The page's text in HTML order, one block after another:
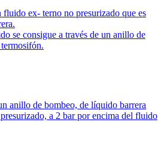
ex- terno no presurizado que es
se consigue a través de un anillo de
anillo de bombeo, de líquido barrera
a 2 bar por encima del fluido